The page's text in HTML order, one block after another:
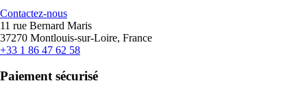
Contactez-nous
11 rue Bernard Maris
37270 Montlouis-sur-Loire, France
+33 1 86 47 62 58
Paiement sécurisé